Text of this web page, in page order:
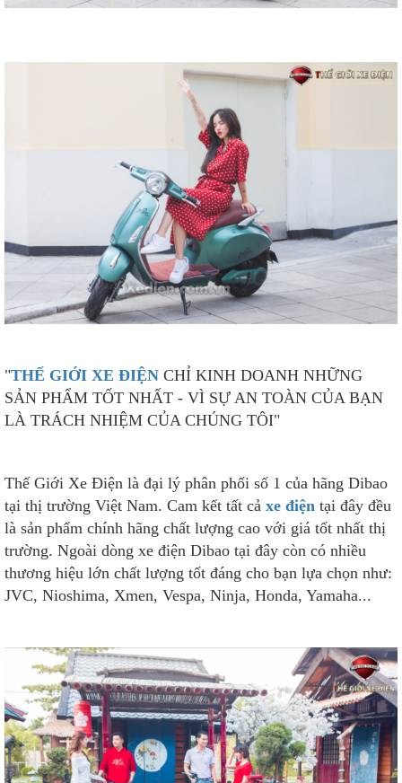
"THẾ GIỚI XE ĐIỆN CHỈ KINH DOANH NHỮNG
SẢN PHẨM TỐT NHẤT - VÌ SỰ AN TOÀN CỦA BẠN
LÀ TRÁCH NHIỆM CỦA CHÚNG TÔI"
Thế Giới Xe Điện là đại lý phân phối số 1 của hãng Dibao
tại thị trường Việt Nam. Cam kết tất cả xe điện tại đây đều
là sản phẩm chính hãng chất lượng cao với giá tốt nhất thị
trường. Ngoài dòng xe điện Dibao tại đây còn có nhiều
thương hiệu lớn chất lượng tốt đáng cho bạn lựa chọn như:
JVC, Nioshima, Xmen, Vespa, Ninja, Honda, Yamaha...